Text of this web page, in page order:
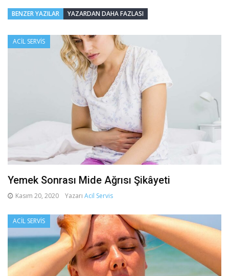
BENZER YAZILAR YAZARDAN DAHA FAZLASI
ACIL SERVIS
Yemek Sonrası Mide Ağrısı Şikâyeti
Kasım 20, 2020 Yazarı Acil Servis
ACIL SERVIS